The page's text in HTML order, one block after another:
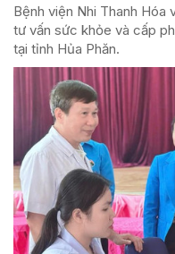
Bệnh viện Nhi Thanh Hóa
tư vấn sức khỏe và cấp
tại tỉnh Hủa Phăn.